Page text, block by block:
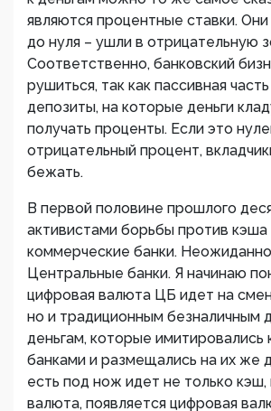
являются процентные ставки.
до нуля – ушли в отрицательную
Соответственно, банковский
рушиться, так как пассивная
депозиты, на которые деньги
получать проценты. Если это
отрицательный процент,
бежать.
В первой половине прошлого
активистами борьбы против
коммерческие банки.
Центральные банки. Я начинаю
цифровая валюта ЦБ идет на
но и традиционным безналичным
деньгам, которые
банками и размещались на их же
есть под нож идет не только кэш,
валюта, появляется цифровая